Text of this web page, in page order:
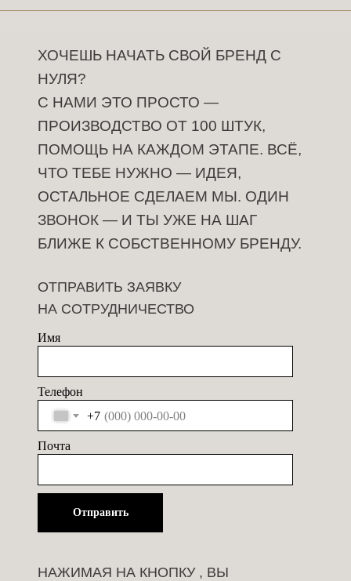
ОТПРАВИТЬ ЗАЯВКУ
НА СОТРУДНИЧЕСТВО
ХОЧЕШЬ НАЧАТЬ СВОЙ БРЕНД С
НУЛЯ?
С НАМИ ЭТО ПРОСТО —
ПРОИЗВОДСТВО ОТ 100 ШТУК,
ПОМОЩЬ НА КАЖДОМ ЭТАПЕ. ВСЁ,
ЧТО ТЕБЕ НУЖНО — ИДЕЯ,
ОСТАЛЬНОЕ СДЕЛАЕМ МЫ. ОДИН
ЗВОНОК — И ТЫ УЖЕ НА ШАГ
БЛИЖЕ К СОБСТВЕННОМУ БРЕНДУ.
НАЖИМАЯ НА КНОПКУ , ВЫ
Имя
Телефон
+7
Почта
Отправить